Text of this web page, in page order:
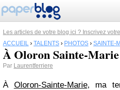
Les articles de votre blog ici ? Inscrivez
ACCUEIL › TALENTS › PHOTOS › SAINTE-
À Oloron Sainte-Marie
Par Laurentferriere
À Oloron-Sainte-Marie, ma